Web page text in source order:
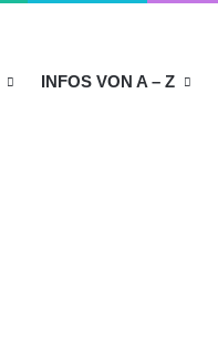
INFOS VON A – Z